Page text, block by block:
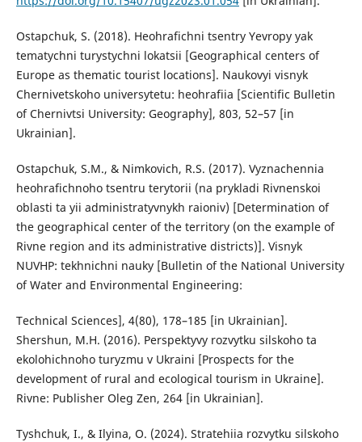
Ostapchuk, S. (2018). Heohrafichni tsentry Yevropy yak
tematychni turystychni lokatsii [Geographical centers of
Europe as thematic tourist locations]. Naukovyi visnyk
Chernivetskoho universytetu: heohrafiia [Scientific Bulletin
of Chernivtsi University: Geography], 803, 52–57 [in
Ukrainian].
Ostapchuk, S.M., & Nimkovich, R.S. (2017). Vyznachennia
heohrafichnoho tsentru terytorii (na prykladi Rivnenskoi
oblasti ta yii administratyvnykh raioniv) [Determination of
the geographical center of the territory (on the example of
Rivne region and its administrative districts)]. Visnyk
NUVHP: tekhnichni nauky [Bulletin of the National University
of Water and Environmental Engineering:
Technical Sciences], 4(80), 178–185 [in Ukrainian].
Shershun, M.H. (2016). Perspektyvy rozvytku silskoho ta
ekolohichnoho turyzmu v Ukraini [Prospects for the
development of rural and ecological tourism in Ukraine].
Rivne: Publisher Oleg Zen, 264 [in Ukrainian].
Tyshchuk, I., & Ilyina, O. (2024). Stratehiia rozvytku silskoho